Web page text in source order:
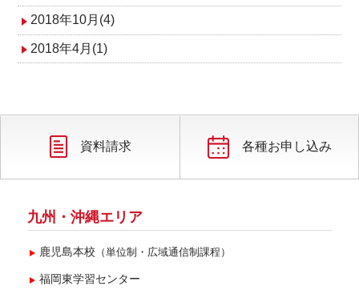
2018年10月(4)
2018年4月(1)
資料請求 各種お申し込み
九州・沖縄エリア
鹿児島本校 （単位制・広域通信制課程）
福岡東学習センター